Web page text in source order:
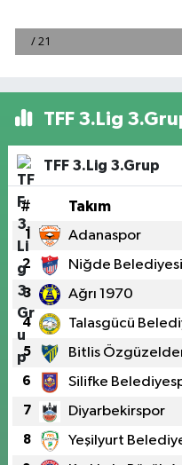
TFF 3.Lig
TFF 3.Lig 3.Grup
# Takım
1 Adanaspor
2 Niğde
3 Ağrı 1970
4 Talasgücü
5 Bitlis
6 Silifke
7 Diyarbekirspor
8 Yeşilyurt